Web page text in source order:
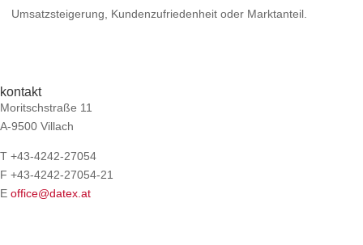
Umsatzsteigerung, Kundenzufriedenheit oder Marktanteil.
kontakt
Moritschstraße 11
A-9500 Villach
T +43-4242-27054
F +43-4242-27054-21
E office@datex.at